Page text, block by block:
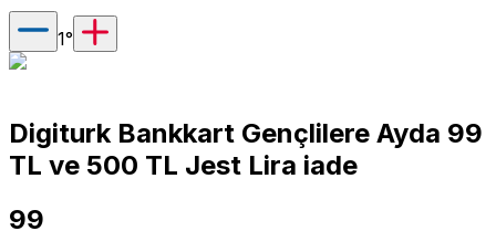
1°
Digiturk Bankkart Gençlilere Ayda 99
TL ve 500 TL Jest Lira iade
99